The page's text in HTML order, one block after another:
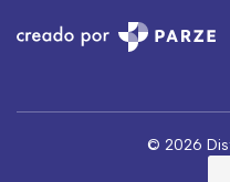
© 2026